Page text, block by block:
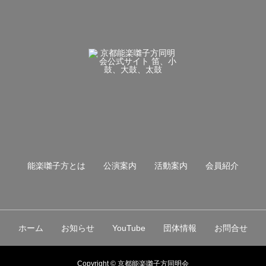
能楽囃子方とは 公演案内 活動案内 会員紹介
ホーム お知らせ YouTube 団体情報 お問合せ
Copyright © 京都能楽囃子方同明会